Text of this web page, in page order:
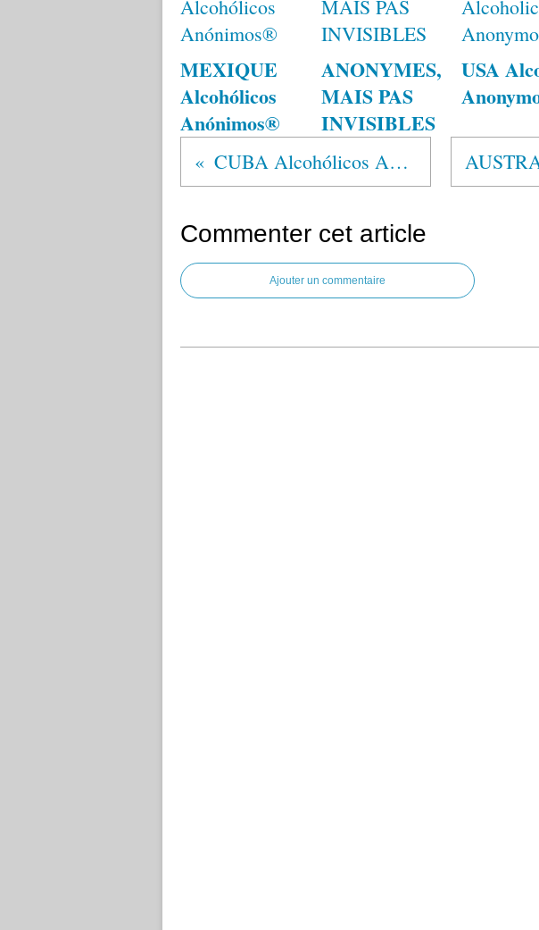
MEXIQUE
Alcohólicos
Anónimos®
ANONYMES,
MAIS PAS
INVISIBLES
USA
CUBA Alcohólicos Anónimos®
Commenter cet article
Ajouter un commentaire